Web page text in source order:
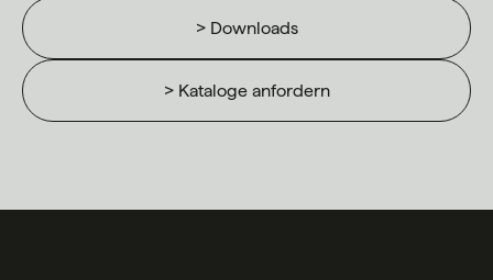
> Downloads
> Kataloge anfordern